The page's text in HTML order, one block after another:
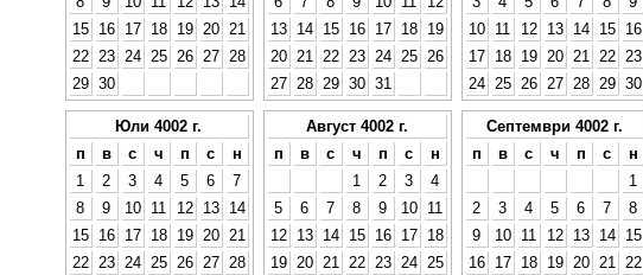
15
16 17 18 19 20
21
22
23 24 25 26 27
28
29 30
13
14 15 16 17 18
19
20
21 22 23 24 25
26
27
28 29 30 31
10
11 12 13 14 15
16
17
18 19 20 21 22
23
24
25 26 27 28 29 30
Юли 4002 г.
п
в с ч п с
н
1
2 3 4 5 6
7
8
9 10 11 12 13
14
15
16 17 18 19 20
21
22
23 24 25 26 27
28
Август 4002 г.
п
в с ч п с
н
1
2 3
4
5
6 7 8 9 10
11
12
13 14 15 16 17
18
19
20 21 22 23 24
25
Септември 4002 г.
п
в с ч п с
н
1
2
3 4 5 6 7
8
9
10 11 12 13 14
15
16
17 18 19 20 21
22